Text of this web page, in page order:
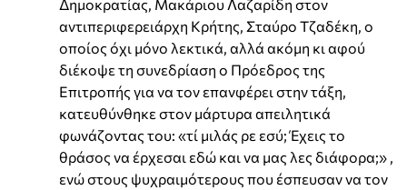
Δημοκρατίας, Μακάριου Λαζαρίδη στον
αντιπεριφερειάρχη Κρήτης, Σταύρο Τζαδέκη, ο
οποίος όχι μόνο λεκτικά, αλλά ακόμη κι αφού
διέκοψε τη συνεδρίαση ο Πρόεδρος της
Επιτροπής για να τον επανφέρει στην τάξη,
κατευθύνθηκε στον μάρτυρα απειλητικά
φωνάζοντας του: «τί μιλάς ρε εσύ; Έχεις το
θράσος να έρχεσαι εδώ και να μας λες διάφορα;» ,
ενώ στους ψυχραιμότερους που έσπευσαν να τον